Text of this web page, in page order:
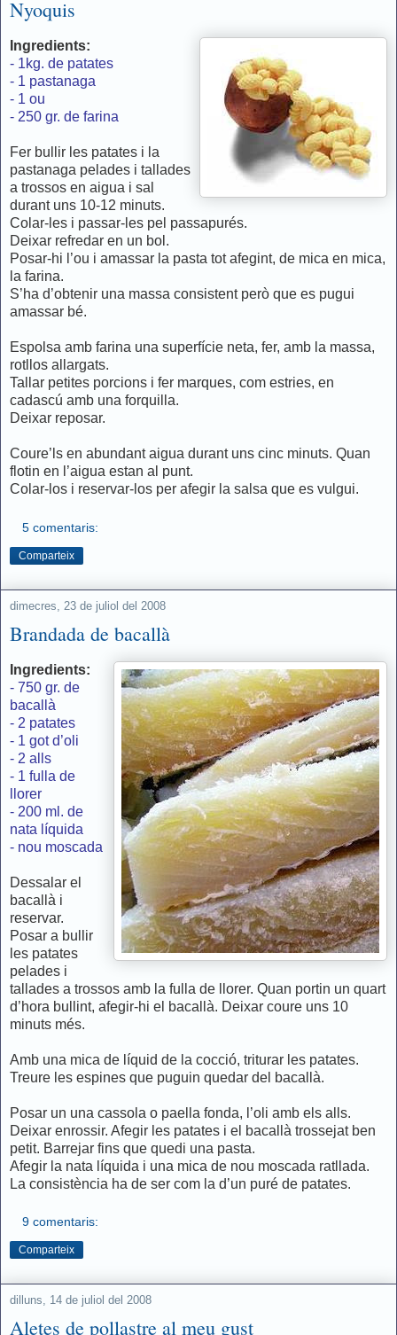
Nyoquis
Ingredients:
- 1kg. de patates
- 1 pastanaga
- 1 ou
- 250 gr. de farina
Fer bullir les patates i la
pastanaga pelades i tallades
a trossos en aigua i sal
durant uns 10-12 minuts.
Colar-les i passar-les pel passapurés.
Deixar refredar en un bol.
Posar-hi l’ou i amassar la pasta tot afegint, de mica en mica,
la farina.
S’ha d’obtenir una massa consistent però que es pugui
amassar bé.
Espolsa amb farina una superfície neta, fer, amb la massa,
rotllos allargats.
Tallar petites porcions i fer marques, com estries, en
cadascú amb una forquilla.
Deixar reposar.
Coure’ls en abundant aigua durant uns cinc minuts. Quan
flotin en l’aigua estan al punt.
Colar-los i reservar-los per afegir la salsa que es vulgui.
5 comentaris:
Comparteix
dimecres, 23 de juliol del 2008
Brandada de bacallà
Ingredients:
- 750 gr. de
bacallà
- 2 patates
- 1 got d’oli
- 2 alls
- 1 fulla de
llorer
- 200 ml. de
nata líquida
- nou moscada
Dessalar el
bacallà i
reservar.
Posar a bullir
les patates
pelades i
tallades a trossos amb la fulla de llorer. Quan portin un quart
d’hora bullint, afegir-hi el bacallà. Deixar coure uns 10
minuts més.
Amb una mica de líquid de la cocció, triturar les patates.
Treure les espines que puguin quedar del bacallà.
Posar un una cassola o paella fonda, l’oli amb els alls.
Deixar enrossir. Afegir les patates i el bacallà trossejat ben
petit. Barrejar fins que quedi una pasta.
Afegir la nata líquida i una mica de nou moscada ratllada.
La consistència ha de ser com la d’un puré de patates.
9 comentaris:
Comparteix
dilluns, 14 de juliol del 2008
Aletes de pollastre al meu gust